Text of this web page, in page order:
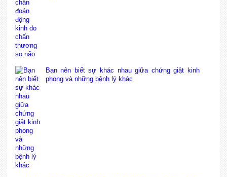
Bạn nên biết sự khác nhau giữa chứng giật kinh
phong và những bệnh lý khác